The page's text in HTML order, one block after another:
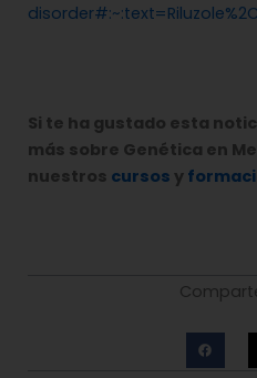
Si te ha gustado esta
más sobre Genética en
nuestros cursos y